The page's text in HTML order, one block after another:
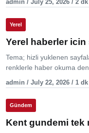
admin / July 25, 2026 / 2
Yerel
Yerel haberler
Tema; hizli yuklenen
renklerle haber okuma
admin / July 22, 2026 / 1
Gündem
Kent gundemi tek